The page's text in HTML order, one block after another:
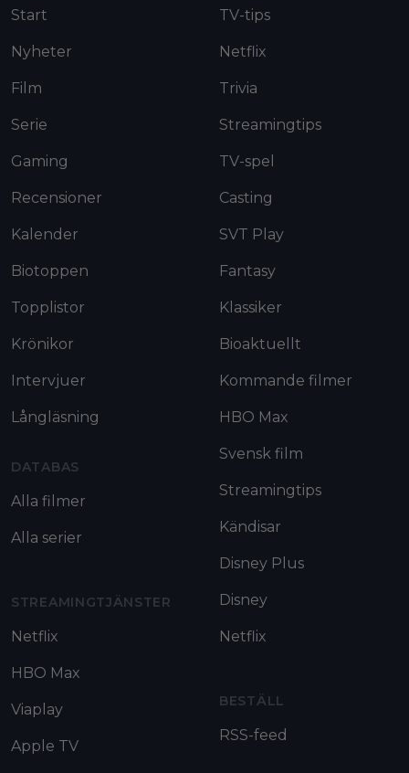
Start
Nyheter
Film
Serie
Gaming
Recensioner
Kalender
Biotoppen
Topplistor
Krönikor
Intervjuer
Långläsning
DATABAS
Alla filmer
Alla serier
STREAMINGTJÄNSTER
Netflix
HBO Max
Viaplay
Apple TV
TV-tips
Netflix
Trivia
Streamingtips
TV-spel
Casting
SVT Play
Fantasy
Klassiker
Bioaktuellt
Kommande filmer
HBO Max
Svensk film
Streamingtips
Kändisar
Disney Plus
Disney
Netflix
BESTÄLL
RSS-feed